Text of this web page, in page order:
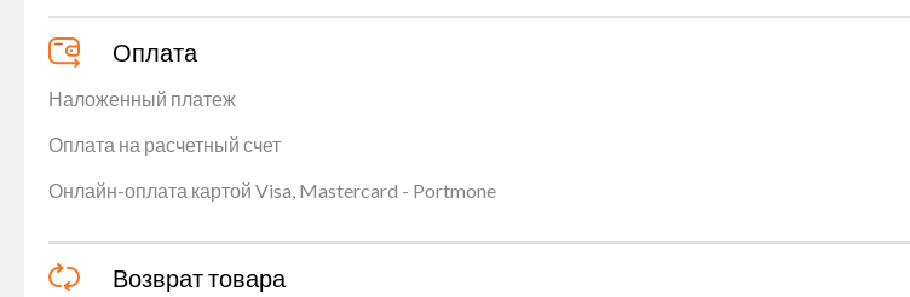
Оплата
Наложенный платеж
Оплата на расчетный счет
Онлайн-оплата картой Visa, Mastercard - Portmone
Возврат товара